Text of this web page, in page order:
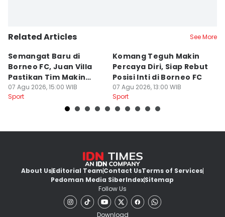
Related Articles See More
Semangat Baru di
Borneo FC, Juan Villa
Pastikan Tim Makin
Kompak
07 Agu 2026, 15:00 WIB
Sport
Komang Teguh Makin
Percaya Diri, Siap Rebut
Posisi Inti di Borneo FC
07 Agu 2026, 13:00 WIB
Sport
About UsEditorial TeamContact UsTerms of Services
Pedoman Media SiberIndexSitemap
Follow Us
Download